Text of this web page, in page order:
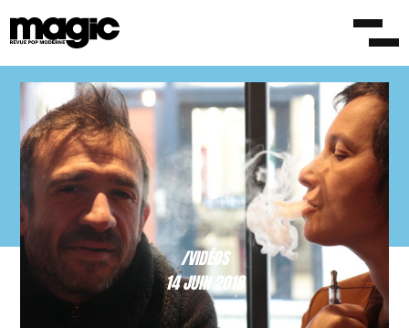
/VIDÉOS
14 JUIN 2018